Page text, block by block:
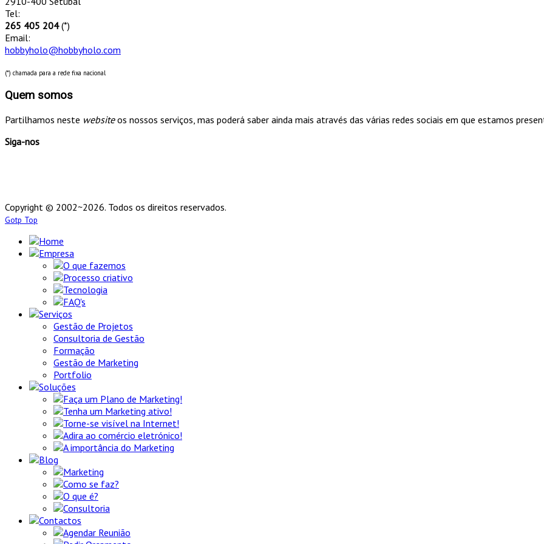
Tel:
265 405 204(*)
Email:
hobbyholo@hobbyholo.com
(*) chamada para a rede fixa nacional
Quem somos
Partilhamos neste websiteos nossos serviços, mas poderá saber ainda mais através das várias redes sociais em que estamos
Siga-nos
Copyright © 2002~2026. Todos os direitos reservados.
Gotp Top
Home
Empresa
O que fazemos
Processo criativo
Tecnologia
FAQ's
Serviços
Gestão de Projetos
Consultoria de Gestão
Formação
Gestão de Marketing
Portfolio
Soluções
Faça um Plano de Marketing!
Tenha um Marketing ativo!
Torne-se visível na Internet!
Adira ao comércio eletrónico!
A importância do Marketing
Blog
Marketing
Como se faz?
O que é?
Consultoria
Contactos
Agendar Reunião